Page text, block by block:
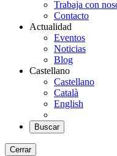
Trabaja con
Contacto
Actualidad
Eventos
Noticias
Blog
Castellano
Castellano
Català
English
Buscar
Cerrar